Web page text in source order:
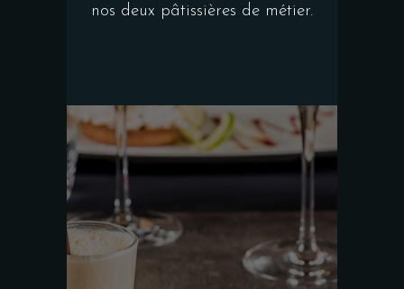
nos deux pâtissières de métier.